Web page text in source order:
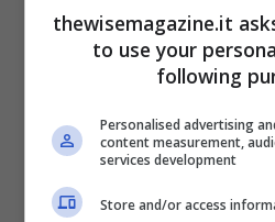
sia accompagnato dal
motivo per cui il
impenetrabile che si
la domanda d’affetto
si vede negata o
distanziata da una
thewisemagazine.it
to use your
following
Personalised advertising
content measurement,
services development
Store and/or access